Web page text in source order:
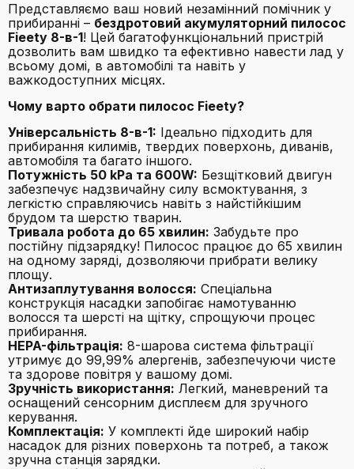
Представляємо ваш новий незамінний помічник у
прибиранні – бездротовий акумуляторний пилосос
Fieety 8-в-1! Цей багатофункціональний пристрій
дозволить вам швидко та ефективно навести лад у
всьому домі, в автомобілі та навіть у
важкодоступних місцях.
Чому варто обрати пилосос Fieety?
Універсальність 8-в-1: Ідеально підходить для
прибирання килимів, твердих поверхонь, диванів,
автомобіля та багато іншого.
Потужність 50 kPa та 600W: Безщітковий двигун
забезпечує надзвичайну силу всмоктування, з
легкістю справляючись навіть з найстійкішим
брудом та шерстю тварин.
Тривала робота до 65 хвилин: Забудьте про
постійну підзарядку! Пилосос працює до 65 хвилин
на одному заряді, дозволяючи прибрати велику
площу.
Антизаплутування волосся: Спеціальна
конструкція насадки запобігає намотуванню
волосся та шерсті на щітку, спрощуючи процес
прибирання.
HEPA-фільтрація: 8-шарова система фільтрації
утримує до 99,99% алергенів, забезпечуючи чисте
та здорове повітря у вашому домі.
Зручність використання: Легкий, маневрений та
оснащений сенсорним дисплеєм для зручного
керування.
Комплектація: У комплекті йде широкий набір
насадок для різних поверхонь та потреб, а також
зручна станція зарядки.